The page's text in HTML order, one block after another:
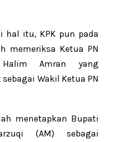
hal itu, KPK pun pada
memeriksa Ketua PN
Amran yang
Wakil Ketua PN
menetapkan Bupati
(AM) sebagai